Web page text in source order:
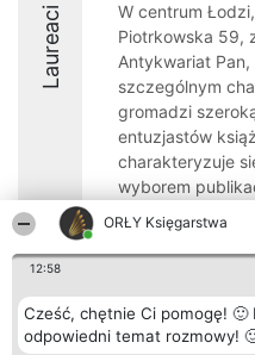
ORŁY Księgarstwa
12:58
Cześć, chętnie Ci pomogę! 🙂
odpowiedni temat rozmowy!
Laureaci
W centrum
Piotrkowska 59,
Antykwariat Pan,
szczególnym
gromadzi
entuzjastów
charakteryzuje
wyborem
9.6
Organizator plebiscytu
Bright Side Solutions sp. z o.
o. sp. k.
Lista